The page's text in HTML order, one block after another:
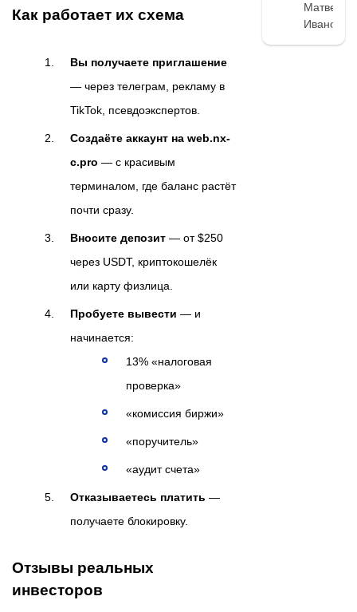
Как работает их схема
Вы получаете приглашение
— через телеграм, рекламу в
TikTok, псевдоэкспертов.
Создаёте аккаунт на web.nx-
c.pro — с красивым
терминалом, где баланс растёт
почти сразу.
Вносите депозит — от $250
через USDT, криптокошелёк
или карту физлица.
Пробуете вывести — и
начинается:
13% «налоговая
проверка»
«комиссия биржи»
«поручитель»
«аудит счета»
Отказываетесь платить —
получаете блокировку.
Отзывы реальных
инвесторов
Матвей
Иванов